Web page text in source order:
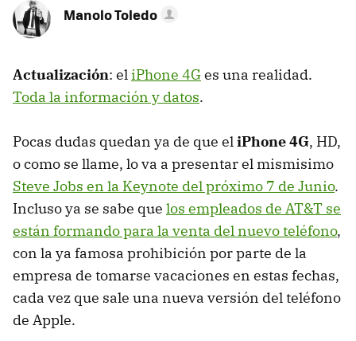
Manolo Toledo
Actualización: eliPhone 4Ges una realidad.
Toda la información y datos.
Pocas dudas quedan ya de que eliPhone 4G, HD,
o como se llame, lo va a presentar el mismisimo
Steve Jobs en la Keynote del próximo 7 de Junio.
Incluso ya se sabe que los empleados de AT&T se
están formando para la venta del nuevo teléfono,
con la ya famosa prohibición por parte de la
empresa de tomarse vacaciones en estas fechas,
cada vez que sale una nueva versión del teléfono
de Apple.